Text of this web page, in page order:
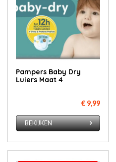
Pampers Baby Dry
Luiers Maat 4
€ 9,99
BEKIJKEN